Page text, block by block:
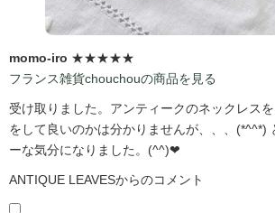
momo-iro ★★★★★
フランス雑貨chouchouの商品を見る
受け取りました。アンティークのネックレス
をして良いのかは分かりませんが、、、(*^^*)
ーな気分になりました。(^^)❤
ANTIQUE LEAVESからのコメント